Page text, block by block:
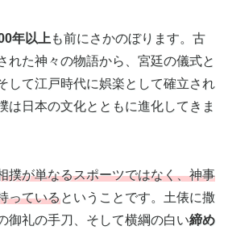
年以上 も前にさかのぼります。古
れた神々の物語から、宮廷の儀式と
して江戸時代に娯楽として確立され
は日本の文化とともに進化してきま
撲が単なるスポーツではなく、神事
っているということです。土俵に撒
御礼の手刀、そして横綱の白い締め